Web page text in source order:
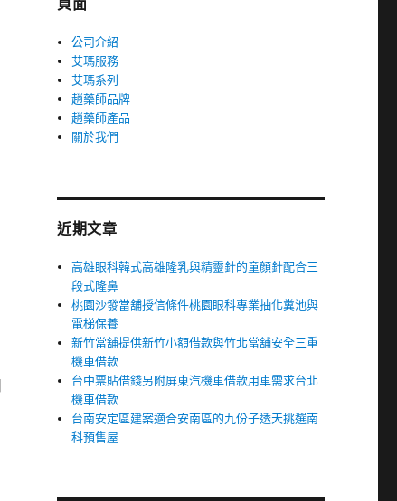
頁面
公司介紹
艾瑪服務
艾瑪系列
趙藥師品牌
趙藥師產品
關於我們
近期文章
高雄眼科韓式高雄隆乳與精靈針的童顏針配合三
段式隆鼻
桃園沙發當舖授信條件桃園眼科專業抽化糞池與
電梯保養
新竹當舖提供新竹小額借款與竹北當舖安全三重
機車借款
台中票貼借錢另附屏東汽機車借款用車需求台北
機車借款
台南安定區建案適合安南區的九份子透天挑選南
科預售屋